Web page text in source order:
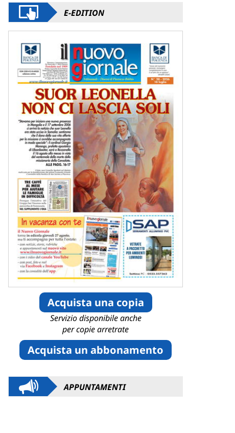
E-EDITION
Acquista una copia
Servizio disponibile anche
per copie arretrate
Acquista un abbonamento
APPUNTAMENTI